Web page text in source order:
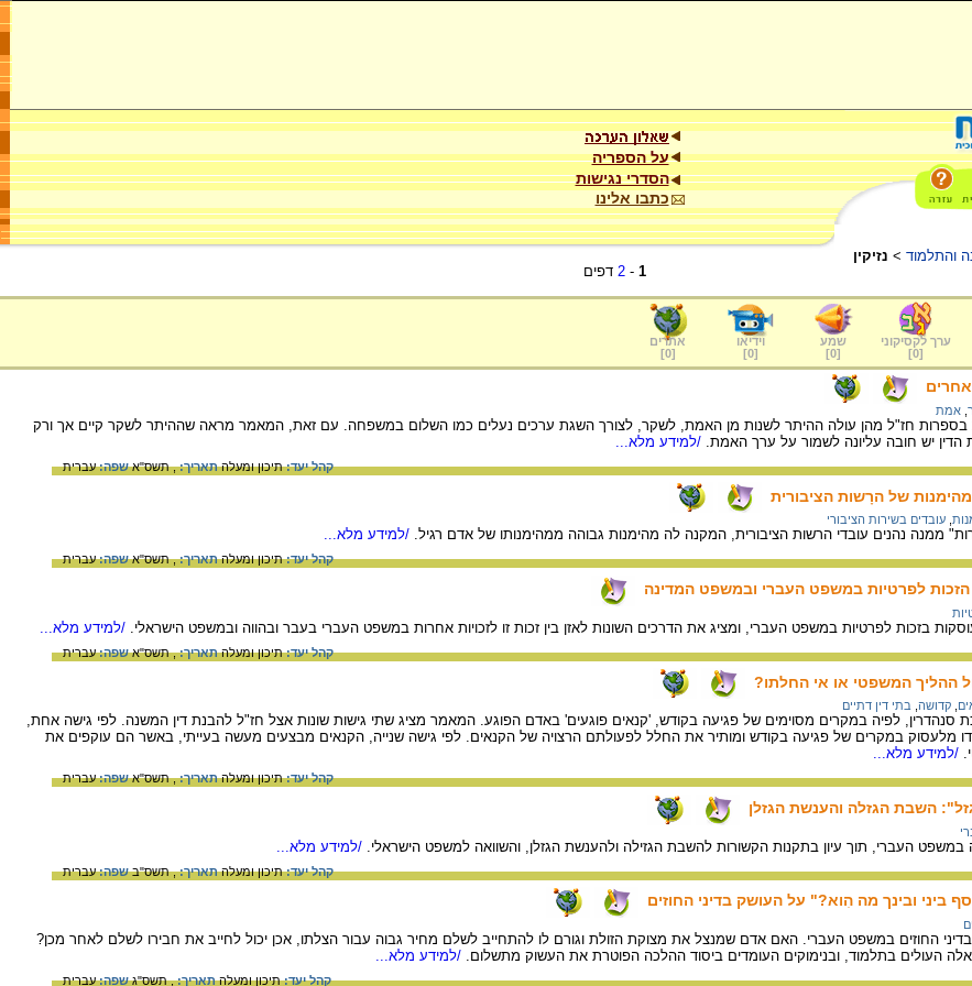
על הספריה
הסדרי נגישות
כתבו אלינו
והתלמוד > נזיקין
1
-
2 דפים
ערך לקסיקוני
[
0
]
שמע
[
0
]
וידיאו
[
0
]
אתרים
[
0
]
אמת
בספרות חז"ל מהן עולה ההיתר לשנות מן האמת, לשקר, לצורך השגת ערכים נעלים כמו השלום במשפחה. עם זאת, המאמר מראה שההיתר לשקר קיים אך ורק
הדין יש חובה עליונה לשמור על ערך האמת. /למידע מלא...
קהל יעד:תיכון ומעלהתאריך:, תשס"אשפה:עברית
של הרָשות הציבורית
עובדים בשירות הציבורי
ממנה נהנים עובדי הרשות הציבורית, המקנה לה מהימנות גבוהה ממהימנותו של אדם רגיל. /למידע מלא...
קהל יעד:תיכון ומעלהתאריך:, תשס"אשפה:עברית
לפרטיות במשפט העברי ובמשפט המדינה
בזכות לפרטיות במשפט העברי, ומציג את הדרכים השונות לאזן בין זכות זו לזכויות אחרות במשפט העברי בעבר ובהווה ובמשפט הישראלי. /למידע מלא...
קהל יעד:תיכון ומעלהתאריך:, תשס"אשפה:עברית
ההליך המשפטי או אי החלתו?
קדושה בתי דין דתיים
לפיה במקרים מסוימים של פגיעה בקודש, 'קנאים פוגעים' באדם הפוגע. המאמר מציג שתי גישות שונות אצל חז"ל להבנת דין המשנה. לפי גישה אחת,
מלעסוק במקרים של פגיעה בקודש ומותיר את החלל לפעולתם הרצויה של הקנאים. לפי גישה שנייה, הקנאים מבצעים מעשה בעייתי, באשר הם עוקפים את
/למידע מלא...
קהל יעד:תיכון ומעלהתאריך:, תשס"אשפה:עברית
השבת הגזלה והענשת הגזלן
במשפט העברי, תוך עיון בתקנות הקשורות להשבת הגזילה ולהענשת הגזלן, והשוואה למשפט הישראלי. /למידע מלא...
קהל יעד:תיכון ומעלהתאריך:, תשס"בשפה:עברית
ובינך מה הִוא?" על העושק בדיני החוזים
החוזים במשפט העברי. האם אדם שמנצל את מצוקת הזולת וגורם לו להתחייב לשלם מחיר גבוה עבור הצלתו, אכן יכול לחייב את חבירו לשלם לאחר מכן?
העולים בתלמוד, ובנימוקים העומדים ביסוד ההלכה הפוטרת את העשוק מתשלום. /למידע מלא...
קהל יעד:תיכון ומעלהתאריך:, תשס"גשפה:עברית